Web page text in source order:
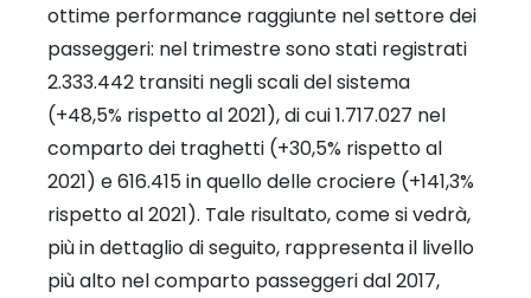
ottime performance raggiunte nel settore dei
passeggeri: nel trimestre sono stati registrati
2.333.442 transiti negli scali del sistema
(+48,5% rispetto al 2021), di cui 1.717.027 nel
comparto dei traghetti (+30,5% rispetto al
2021) e 616.415 in quello delle crociere (+141,3%
rispetto al 2021). Tale risultato, come si vedrà,
più in dettaglio di seguito, rappresenta il livello
più alto nel comparto passeggeri dal 2017,